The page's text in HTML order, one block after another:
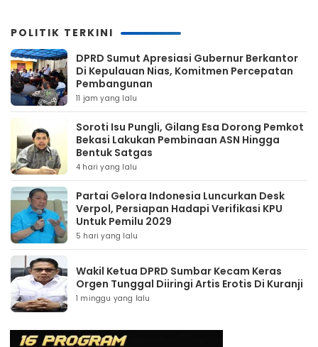
POLITIK TERKINI
DPRD Sumut Apresiasi Gubernur Berkantor
Di Kepulauan Nias, Komitmen Percepatan
Pembangunan
11 jam yang lalu
Soroti Isu Pungli, Gilang Esa Dorong Pemkot
Bekasi Lakukan Pembinaan ASN Hingga
Bentuk Satgas
4 hari yang lalu
Partai Gelora Indonesia Luncurkan Desk
Verpol, Persiapan Hadapi Verifikasi KPU
Untuk Pemilu 2029
5 hari yang lalu
Wakil Ketua DPRD Sumbar Kecam Keras
Orgen Tunggal Diiringi Artis Erotis Di Kuranji
1 minggu yang lalu